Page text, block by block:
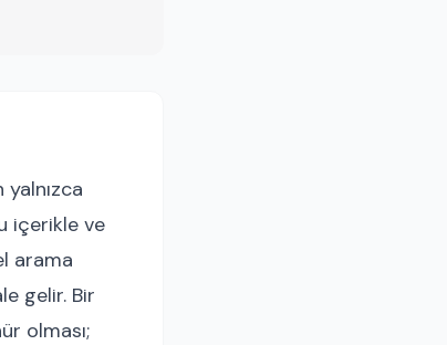
içerikle ve
arama
gelir. Bir
olması;